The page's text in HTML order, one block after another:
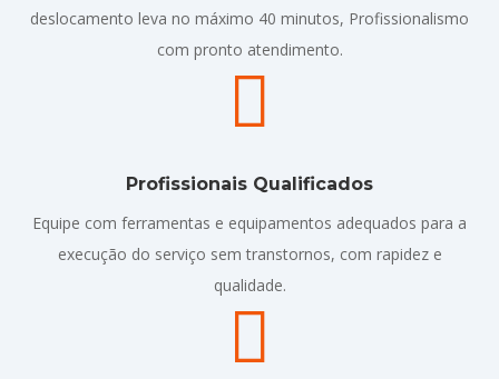
deslocamento leva no máximo 40 minutos, Profissionalismo
com pronto atendimento.

Profissionais Qualificados
Equipe com ferramentas e equipamentos adequados para a
execução do serviço sem transtornos, com rapidez e
qualidade.
